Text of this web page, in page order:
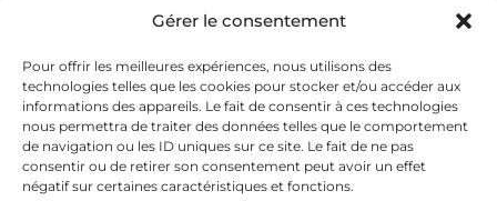
Gérer le consentement
Pour offrir les meilleures expériences, nous utilisons des
technologies telles que les cookies pour stocker et/ou accéder aux
informations des appareils. Le fait de consentir à ces technologies
nous permettra de traiter des données telles que le comportement
de navigation ou les ID uniques sur ce site. Le fait de ne pas
consentir ou de retirer son consentement peut avoir un effet
négatif sur certaines caractéristiques et fonctions.
Compétences territoriales
Jeux concours
Liens
Contact
Contactez-nous